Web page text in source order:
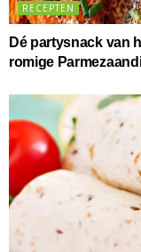
RECEPTEN
Dé partysnack van
romige